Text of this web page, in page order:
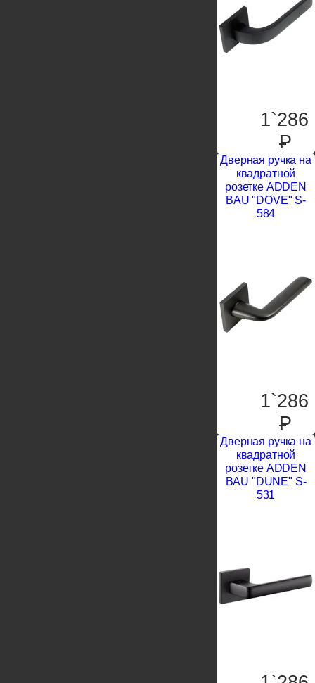
1`286
P
Дверная ручка на
квадратной
розетке ADDEN
BAU "DOVE" S-
584
1`286
P
Дверная ручка на
квадратной
розетке ADDEN
BAU "DUNE" S-
531